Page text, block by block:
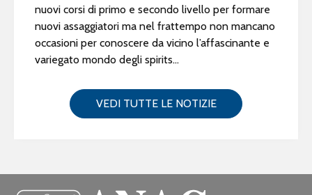
nuovi corsi di primo e secondo livello per formare
nuovi assaggiatori ma nel frattempo non mancano
occasioni per conoscere da vicino l’affascinante e
variegato mondo degli spirits...
VEDI TUTTE LE NOTIZIE